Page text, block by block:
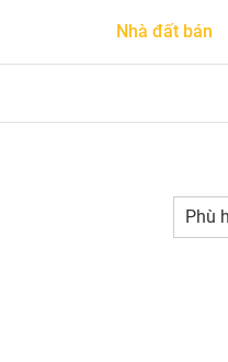
Nhà đất bán
Phù